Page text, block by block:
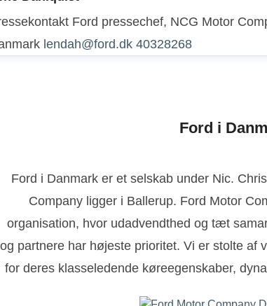
Ford pressechef, NCG Motor
lendah@ford.dk 40328268
Ford i
Ford i Danmark er et selskab under Nic.
Company ligger i Ballerup. Ford Motor
organisation, hvor udadvendthed og tæt
og partnere har højeste prioritet. Vi er stolte af
for deres klasseledende køreegenskaber,